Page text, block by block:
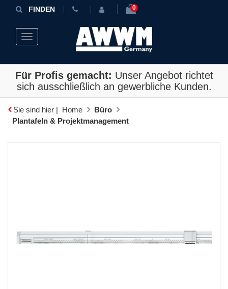
FINDEN 0
Toggle navigation
Für Profis gemacht: Unser Angebot richtet
sich ausschließlich an gewerbliche Kunden.
Sie sind hier | Home
Büro
Plantafeln & Projektmanagement